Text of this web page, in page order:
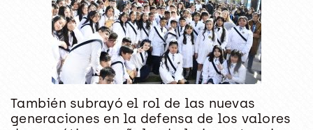
También subrayó el rol de las nuevas
generaciones en la defensa de los valores